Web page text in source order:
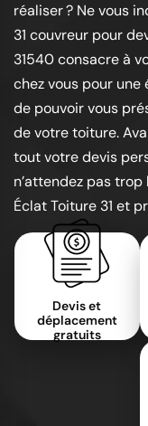
réaliser ? Ne vous
31 couvreur pour
31540 consacre à
chez vous pour
de pouvoir vous
de votre toiture.
tout votre devis
n’attendez pas
Éclat Toiture 31 et
Devis et
déplacement
gratuits